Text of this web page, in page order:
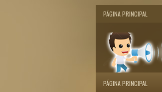
PÁGINA PRINCIPAL
PÁGINA PRINCIPAL